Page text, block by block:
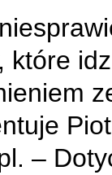
które
–